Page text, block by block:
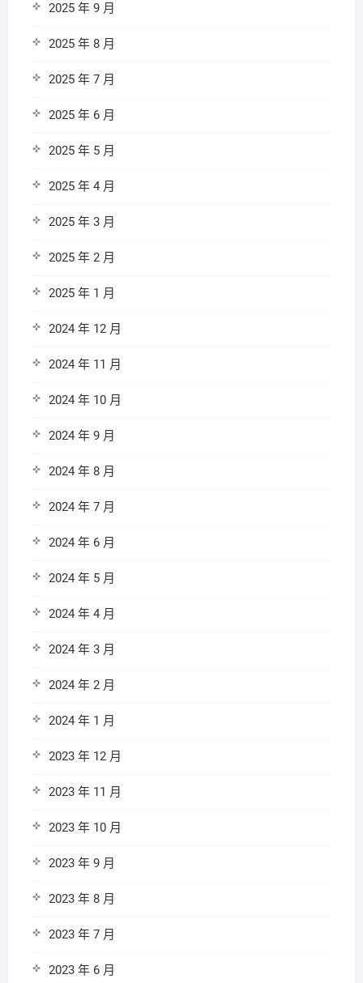
2025 年 9 月
2025 年 8 月
2025 年 7 月
2025 年 6 月
2025 年 5 月
2025 年 4 月
2025 年 3 月
2025 年 2 月
2025 年 1 月
2024 年 12 月
2024 年 11 月
2024 年 10 月
2024 年 9 月
2024 年 8 月
2024 年 7 月
2024 年 6 月
2024 年 5 月
2024 年 4 月
2024 年 3 月
2024 年 2 月
2024 年 1 月
2023 年 12 月
2023 年 11 月
2023 年 10 月
2023 年 9 月
2023 年 8 月
2023 年 7 月
2023 年 6 月